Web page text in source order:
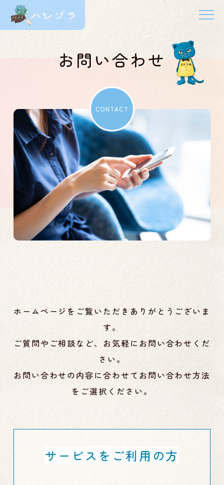
お問い合わせ
CONTACT
ホームページをご覧いただきありがとうございま
す。
ご質問やご相談など、お気軽にお問い合わせくだ
さい。
お問い合わせの内容に合わせてお問い合わせ方法
をご選択ください。
サービスをご利用の方